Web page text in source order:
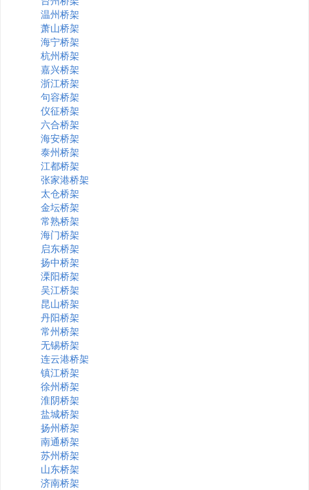
温州桥架
萧山桥架
海宁桥架
杭州桥架
嘉兴桥架
浙江桥架
句容桥架
仪征桥架
六合桥架
海安桥架
泰州桥架
江都桥架
张家港桥架
太仓桥架
金坛桥架
常熟桥架
海门桥架
启东桥架
扬中桥架
溧阳桥架
吴江桥架
昆山桥架
丹阳桥架
常州桥架
无锡桥架
连云港桥架
镇江桥架
徐州桥架
淮阴桥架
盐城桥架
扬州桥架
南通桥架
苏州桥架
山东桥架
济南桥架